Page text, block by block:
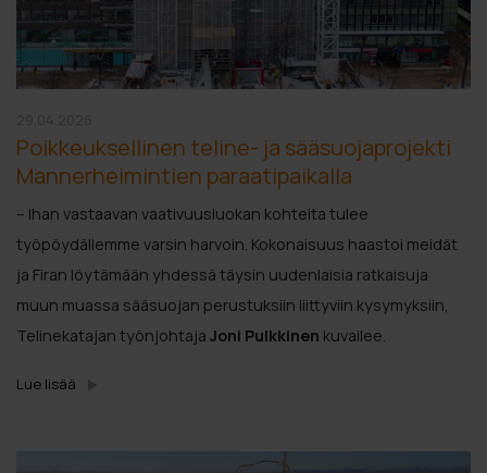
Poikkeuksellinen teline- ja sääsuojaprojekti
Mannerheimintien paraatipaikalla
– Ihan vastaavan vaativuusluokan kohteita tulee
työpöydällemme varsin harvoin. Kokonaisuus haastoi meidät
ja Firan löytämään yhdessä täysin uudenlaisia ratkaisuja
muun muassa sääsuojan perustuksiin liittyviin kysymyksiin,
Telinekatajan työnjohtaja Joni Pulkkinen kuvailee.
Lue lisää